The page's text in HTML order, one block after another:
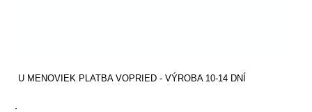
U MENOVIEK PLATBA VOPRIED - VÝROBA 10-14 DNÍ
.